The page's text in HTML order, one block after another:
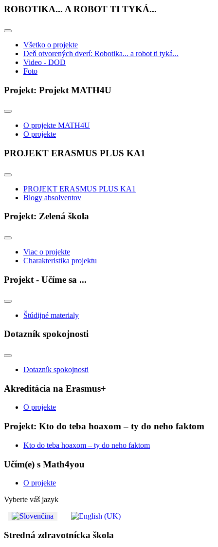
ROBOTIKA... A ROBOT TI TYKÁ...
Všetko o projekte
Deň otvorených dverí: Robotika... a robot ti tyká...
Video - DOD
Foto
Projekt: Projekt MATH4U
O projekte MATH4U
O projekte
PROJEKT ERASMUS PLUS KA1
PROJEKT ERASMUS PLUS KA1
Blogy absolventov
Projekt: Zelená škola
Viac o projekte
Charakteristika projektu
Projekt - Učíme sa ...
Štúdijné materialy
Dotazník spokojnosti
Dotazník spokojnosti
Akreditácia na Erasmus+
O projekte
Projekt: Kto do teba hoaxom – ty do neho faktom
Kto do teba hoaxom – ty do neho faktom
Učím(e) s Math4you
O projekte
Vyberte váš jazyk
Stredná zdravotnícka škola